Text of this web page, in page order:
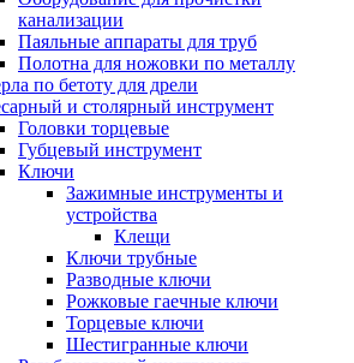
канализации
Паяльные аппараты для труб
Полотна для ножовки по металлу
по бетоту для дрели
и столярный инструмент
Головки торцевые
Губцевый инструмент
Ключи
Зажимные инструменты и
устройства
Клещи
Ключи трубные
Разводные ключи
Рожковые гаечные ключи
Торцевые ключи
Шестигранные ключи